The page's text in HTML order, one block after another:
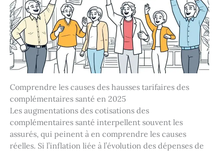
Comprendre les causes des hausses tarifaires des
complémentaires santé en 2025
Les augmentations des cotisations des
complémentaires santé interpellent souvent les
assurés, qui peinent à en comprendre les causes
réelles. Si l’inflation liée à l’évolution des dépenses de